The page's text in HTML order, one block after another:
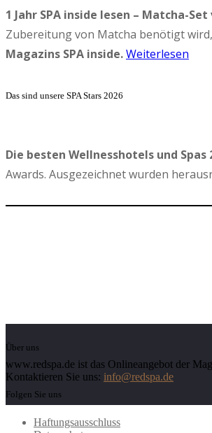
1 Jahr SPA inside lesen – Matcha-
Zubereitung von Matcha benötigt
Magazins SPA inside.Weiterlesen
Das sind unsere SPA Stars 2026
Die besten Wellnesshotels und Spas
Awards. Ausgezeichnet wurden
Über uns
www.redspa.de ist das Onlineangebot der
Kontaktieren Sie uns: info@redspa.de
Folgen Sie uns
Haftungsausschluss